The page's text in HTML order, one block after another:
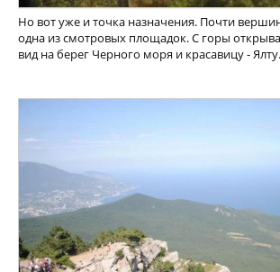
Но вот уже и точка назначения. Почти
одна из смотровых площадок. С горы
вид на берег Черного моря и красавицу - Ялту.